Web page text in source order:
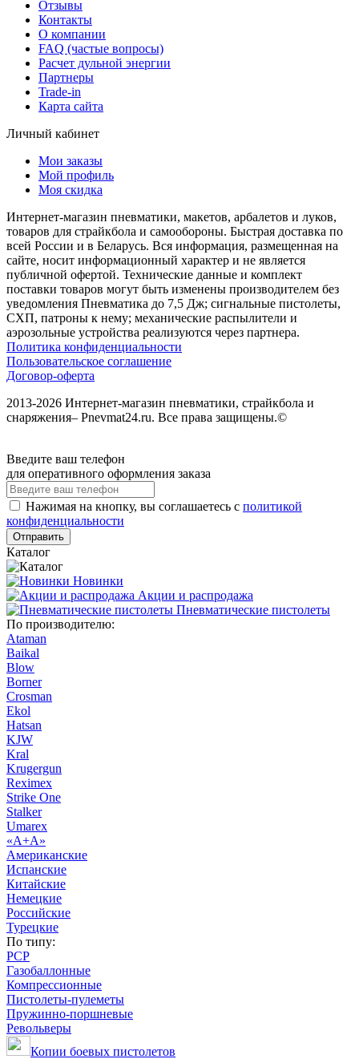
Отзывы
Контакты
О компании
FAQ (частые вопросы)
Расчет дульной энергии
Партнеры
Trade-in
Карта сайта
Личный кабинет
Мои заказы
Мой профиль
Моя скидка
Интернет-магазин пневматики, макетов, арбалетов и луков,
товаров для страйкбола и самообороны. Быстрая доставка по
всей России и в Беларусь. Вся информация, размещенная на
сайте, носит информационный характер и не является
публичной офертой. Технические данные и комплект
поставки товаров могут быть изменены производителем без
уведомления Пневматика до 7,5 Дж; сигнальные пистолеты,
СХП, патроны к нему; механические распылители и
аэрозольные устройства реализуются через партнера.
Политика конфиденциальности
Пользовательское соглашение
Договор-оферта
2013-2026 Интернет-магазин пневматики, страйкбола и
снаряжения– Pnevmat24.ru. Все права защищены.©
Введите ваш телефон
для оперативного оформления заказа
Нажимая на кнопку, вы соглашаетесь с политикой
конфиденциальности
Отправить
Каталог
Новинки
Акции и распродажа
Пневматические пистолеты
По производителю:
Ataman
Baikal
Blow
Borner
Crosman
Ekol
Hatsan
KJW
Kral
Krugergun
Reximex
Strike One
Stalker
Umarex
«А+А»
Американские
Испанские
Китайские
Немецкие
Российские
Турецкие
По типу:
PCP
Газобаллонные
Компрессионные
Пистолеты-пулеметы
Пружинно-поршневые
Револьверы
Копии боевых пистолетов